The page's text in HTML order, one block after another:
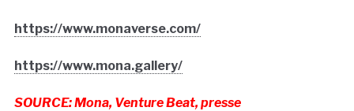
https://www.monaverse.com/
https://www.mona.gallery/
SOURCE: Mona, Venture Beat, presse